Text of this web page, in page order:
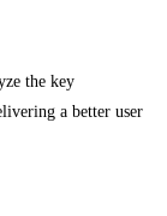
the key
a better user